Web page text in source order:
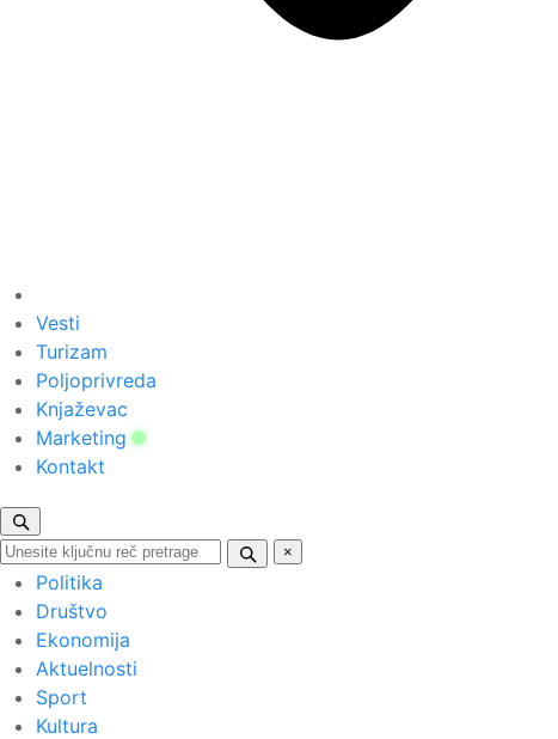
Vesti
Turizam
Poljoprivreda
Knjaževac
Marketing
Kontakt
×
Politika
Društvo
Ekonomija
Aktuelnosti
Sport
Kultura